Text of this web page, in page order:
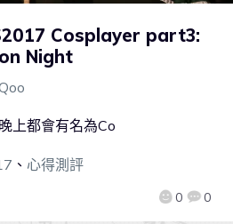
Cosplayer part3:
Night
0 0
上都會有名為Co
、 心得測評